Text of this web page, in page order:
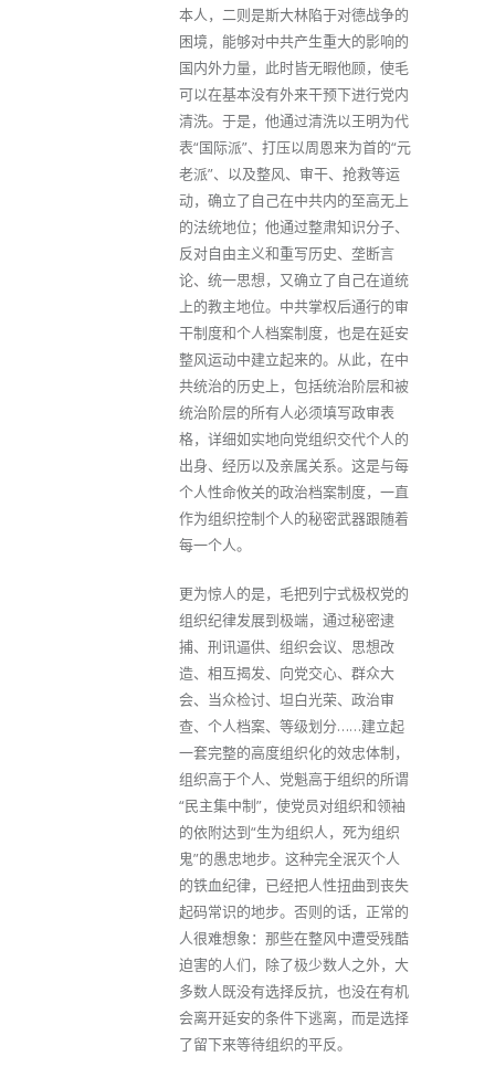
本人，二则是斯大林陷于对德战争的
困境，能够对中共产生重大的影响的
国内外力量，此时皆无暇他顾，使毛
可以在基本没有外来干预下进行党内
清洗。于是，他通过清洗以王明为代
表“国际派”、打压以周恩来为首的“元
老派”、以及整风、审干、抢救等运
动，确立了自己在中共内的至高无上
的法统地位；他通过整肃知识分子、
反对自由主义和重写历史、垄断言
论、统一思想，又确立了自己在道统
上的教主地位。中共掌权后通行的审
干制度和个人档案制度，也是在延安
整风运动中建立起来的。从此，在中
共统治的历史上，包括统治阶层和被
统治阶层的所有人必须填写政审表
格，详细如实地向党组织交代个人的
出身、经历以及亲属关系。这是与每
个人性命攸关的政治档案制度，一直
作为组织控制个人的秘密武器跟随着
每一个人。
更为惊人的是，毛把列宁式极权党的
组织纪律发展到极端，通过秘密逮
捕、刑讯逼供、组织会议、思想改
造、相互揭发、向党交心、群众大
会、当众检讨、坦白光荣、政治审
查、个人档案、等级划分……建立起
一套完整的高度组织化的效忠体制，
组织高于个人、党魁高于组织的所谓
“民主集中制”，使党员对组织和领袖
的依附达到“生为组织人，死为组织
鬼”的愚忠地步。这种完全泯灭个人
的铁血纪律，已经把人性扭曲到丧失
起码常识的地步。否则的话，正常的
人很难想象：那些在整风中遭受残酷
迫害的人们，除了极少数人之外，大
多数人既没有选择反抗，也没在有机
会离开延安的条件下逃离，而是选择
了留下来等待组织的平反。